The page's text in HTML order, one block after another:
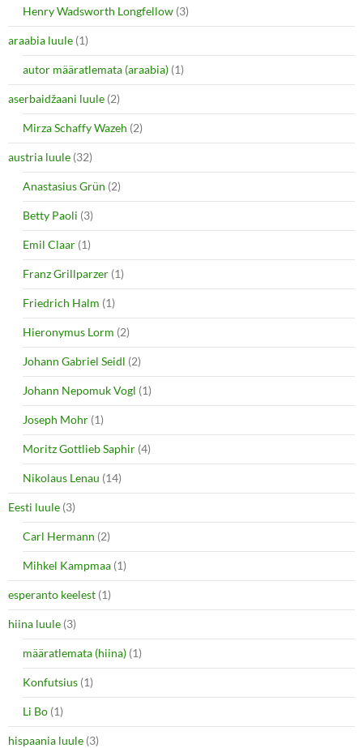
Henry Wadsworth Longfellow (3)
araabia luule (1)
autor määratlemata (araabia) (1)
aserbaidžaani luule (2)
Mirza Schaffy Wazeh (2)
austria luule (32)
Anastasius Grün (2)
Betty Paoli (3)
Emil Claar (1)
Franz Grillparzer (1)
Friedrich Halm (1)
Hieronymus Lorm (2)
Johann Gabriel Seidl (2)
Johann Nepomuk Vogl (1)
Joseph Mohr (1)
Moritz Gottlieb Saphir (4)
Nikolaus Lenau (14)
Eesti luule (3)
Carl Hermann (2)
Mihkel Kampmaa (1)
esperanto keelest (1)
hiina luule (3)
määratlemata (hiina) (1)
Konfutsius (1)
Li Bo (1)
hispaania luule (3)